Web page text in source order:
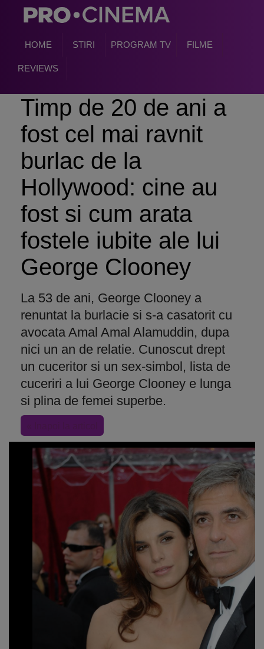
HOME STIRI PROGRAM TV FILME
REVIEWS
Timp de 20 de ani a
fost cel mai ravnit
burlac de la
Hollywood: cine au
fost si cum arata
fostele iubite ale lui
George Clooney
La 53 de ani, George Clooney a
renuntat la burlacie si s-a casatorit cu
avocata Amal Amal Alamuddin, dupa
nici un an de relatie. Cunoscut drept
un cuceritor si un sex-simbol, lista de
cuceriri a lui George Clooney e lunga
si plina de femei superbe.